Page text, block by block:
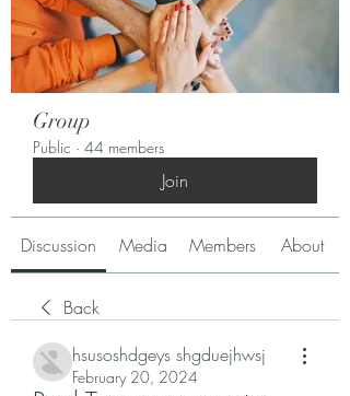
Group
Public · 44 members
Join
Discussion Media Members About
Back
hsusoshdgeys shgduejhwsj
February 20, 2024